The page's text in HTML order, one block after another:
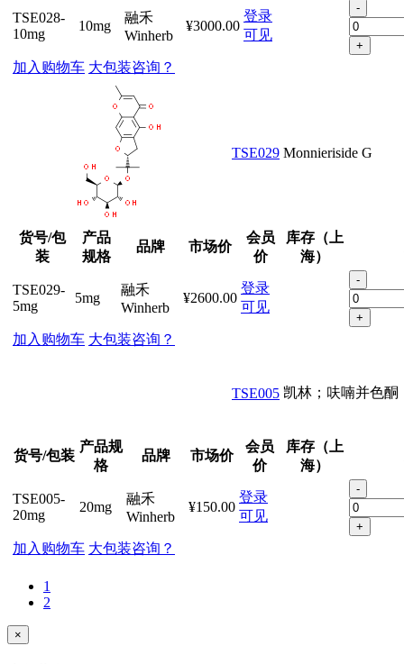
TSE028-
10mg
10mg
融禾
Winherb
¥3000.00
登录
可见
-
+
加入购物车 大包装咨询？
TSE029 Monnieriside G
货号/包
装
产品
规格
品牌 市场价
会员
价
库存（上
海）
TSE029-
5mg
5mg
融禾
Winherb
¥2600.00
登录
可见
-
+
加入购物车 大包装咨询？
TSE005 凯林；呋喃并色酮
货号/包装
产品规
格
品牌 市场价
会员
价
库存（上
海）
TSE005-
20mg
20mg
融禾
Winherb
¥150.00
登录
可见
-
+
加入购物车 大包装咨询？
1
2
×